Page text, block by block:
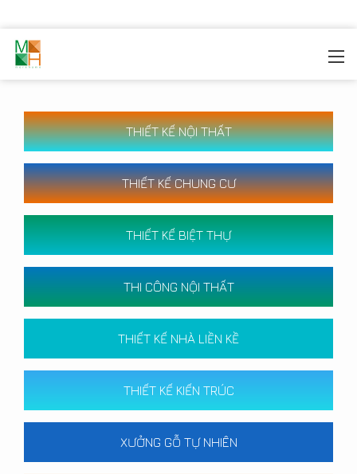
THIẾT KẾ NỘI THẤT
THIẾT KẾ CHUNG CƯ
THIẾT KẾ BIỆT THỰ
THI CÔNG NỘI THẤT
THIẾT KẾ NHÀ LIỀN KỀ
THIẾT KẾ KIẾN TRÚC
XƯỞNG GỖ TỰ NHIÊN